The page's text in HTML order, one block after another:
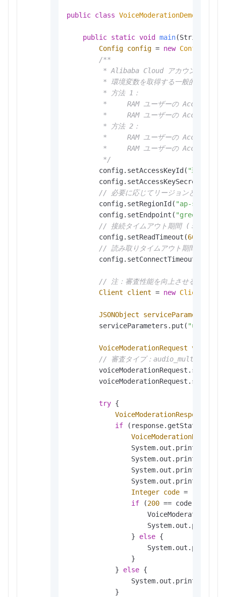
public class VoiceModerationDemo
public static void main(String[]
Config config = new Config
/**
* Alibaba Cloud アカウントの
         * 環境変数を取得する一般的な方法：
         * 方法 1：
*     RAM ユーザーの AccessKey
*     RAM ユーザーの AccessKey
         * 方法 2：
*     RAM ユーザーの AccessKey
*     RAM ユーザーの AccessKey
         */
        config.setAccessKeyId(
"環境変数
        config.setAccessKeySecret(
// 必要に応じてリージョンとエンドポ
        config.setRegionId(
"ap-
        config.setEndpoint(
"green-
// 接続タイムアウト期間 (ミリ秒)。
        config.setReadTimeout(
6000
// 読み取りタイムアウト期間 (ミリ
        config.setConnectTimeout(
// 注：審査性能を向上させるため、ク
Client
client = new Client
JSONObject serviceParameters
        serviceParameters.put(
"url"
VoiceModerationRequest
// 審査タイプ：
try {
VoiceModerationResponse
if
                System.out.println(
                System.out.println(
                System.out.println(
Integer code =
if (200 == code) {
                    System.out.println(
                }
else {
                    System.out.println(
                }
            }
else {
                System.out.println(
            }